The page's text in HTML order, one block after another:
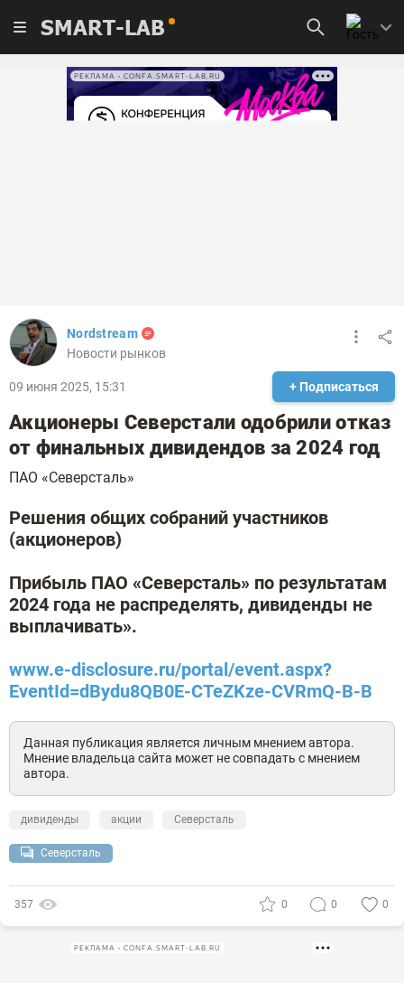
SMART-LAB
РЕКЛАМА • CONFA.SMART-LAB.RU
Nordstream
Новости рынков
09 июня 2025, 15:31 + Подписаться
Акционеры Северстали одобрили отказ
от финальных дивидендов за 2024 год
ПАО «Северсталь»
Решения общих собраний участников
(акционеров)
Прибыль ПАО «Северсталь» по результатам
2024 года не распределять, дивиденды не
выплачивать».
www.e-disclosure.ru/portal/event.aspx?
EventId=dBydu8QB0E-CTeZKze-CVRmQ-B-B
Данная публикация является личным мнением автора.
Мнение владельца сайта может не совпадать с мнением
автора.
дивиденды акции Северсталь
Северсталь
357 0 0 0
РЕКЛАМА • CONFA.SMART-LAB.RU